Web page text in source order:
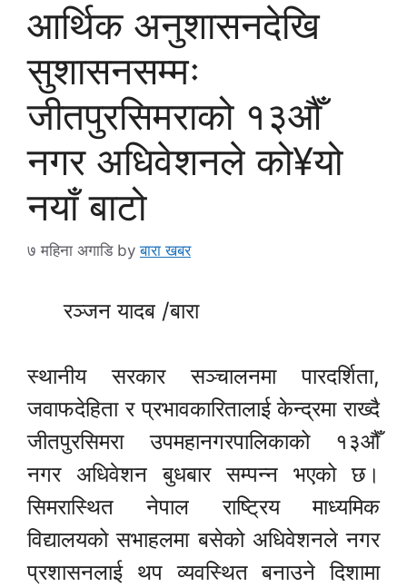
आर्थिक अनुशासनदेखि
सुशासनसम्मः
जीतपुरसिमराको १३औँ
नगर अधिवेशनले को¥यो
नयाँ बाटो
७ महिना अगाडि byबारा खबर
रञ्जन यादब /बारा
स्थानीय सरकार सञ्चालनमा पारदर्शिता,
जवाफदेहिता र प्रभावकारितालाई केन्द्रमा राख्दै
जीतपुरसिमरा उपमहानगरपालिकाको १३औँ
नगर अधिवेशन बुधबार सम्पन्न भएको छ।
सिमरास्थित नेपाल राष्ट्रिय माध्यमिक
विद्यालयको सभाहलमा बसेको अधिवेशनले नगर
प्रशासनलाई थप व्यवस्थित बनाउने दिशामा